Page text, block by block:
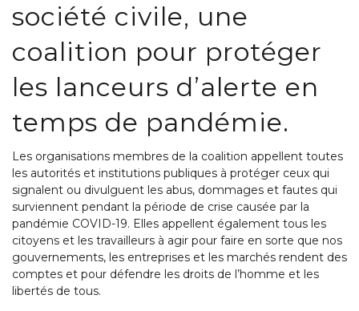
société civile, une
coalition pour protéger
les lanceurs d’alerte en
temps de pandémie.
Les organisations membres de la coalition appellent toutes
les autorités et institutions publiques à protéger ceux qui
signalent ou divulguent les abus, dommages et fautes qui
surviennent pendant la période de crise causée par la
pandémie COVID-19. Elles appellent également tous les
citoyens et les travailleurs à agir pour faire en sorte que nos
gouvernements, les entreprises et les marchés rendent des
comptes et pour défendre les droits de l’homme et les
libertés de tous.